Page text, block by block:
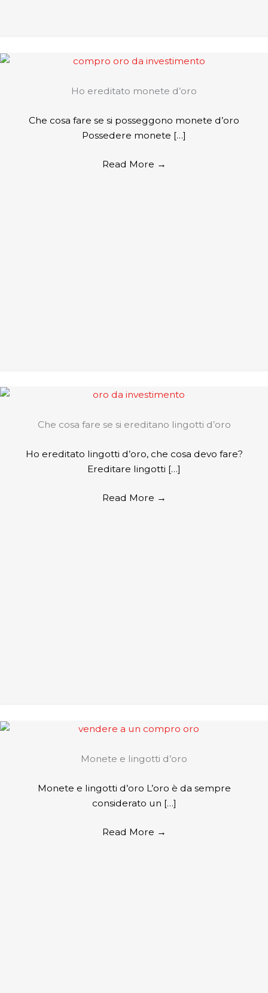
Ho ereditato monete d’oro
Che cosa fare se si posseggono monete d’oro
Possedere monete […]
Read More →
Che cosa fare se si ereditano lingotti d’oro
Ho ereditato lingotti d’oro, che cosa devo fare?
Ereditare lingotti […]
Read More →
Monete e lingotti d’oro
Monete e lingotti d’oro L’oro è da sempre
considerato un […]
Read More →